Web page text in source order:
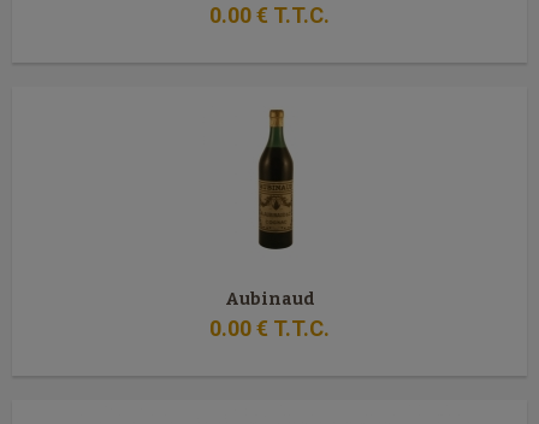
0.00€ T.T.C.
Aubinaud
0.00€ T.T.C.